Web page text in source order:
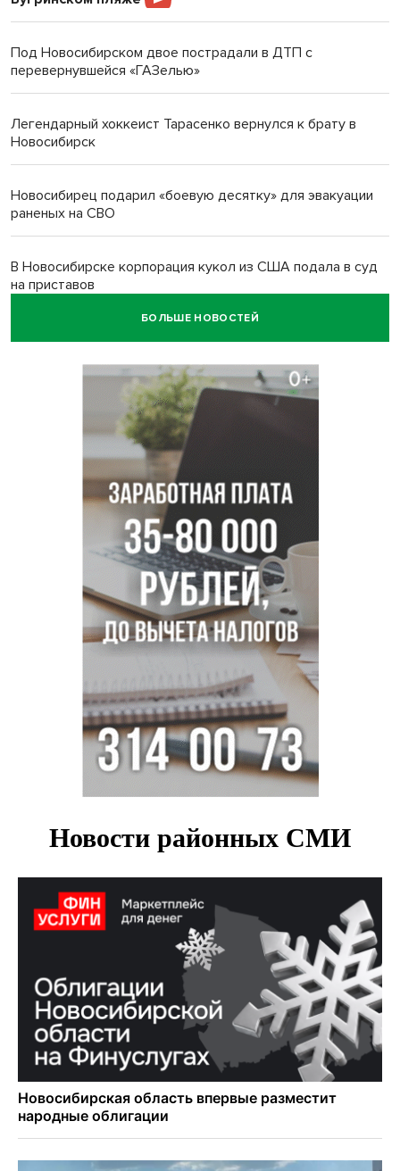
Под Новосибирском двое пострадали в ДТП с
перевернувшейся «ГАЗелью»
Легендарный хоккеист Тарасенко вернулся к брату в
Новосибирск
Новосибирец подарил «боевую десятку» для эвакуации
раненых на СВО
В Новосибирске корпорация кукол из США подала в суд
на приставов
В Новосибирске минздрав объявил бесплатную
В Новосибирске врачи прооперировали 25 тысяч
пациентов с катарактой
Знаменитый орангутан Бату отметил юбилей в
новосибирском зоопарке
Новосибирские хирурги спасли сердце восьмиклассницы
с донорским клапаном
БОЛЬШЕ НОВОСТЕЙ